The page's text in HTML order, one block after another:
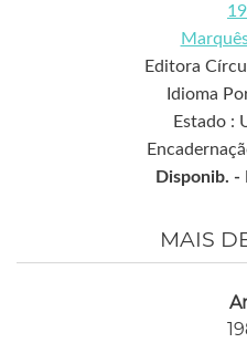
Editora
Idioma
Estado :
Disponib. -
MAIS